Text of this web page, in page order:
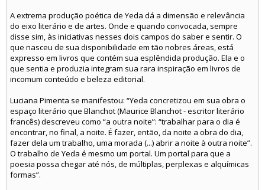
A extrema produção poética de Yeda dá a dimensão e relevância
do eixo literário e de artes. Onde e quando convocada, sempre
disse sim, às iniciativas nesses dois campos do saber e sentir. O
que nasceu de sua disponibilidade em tão nobres áreas, está
expresso em livros que contém sua esplêndida produção. Ela e o
que sentia e produzia integram sua rara inspiração em livros de
incomum conteúdo e beleza editorial.
Luciana Pimenta se manifestou: “Yeda concretizou em sua obra o
espaço literário que Blanchot (Maurice Blanchot - escritor literário
francês) descreveu como “a outra noite”: “trabalhar para o dia é
encontrar, no final, a noite. É fazer, então, da noite a obra do dia,
fazer dela um trabalho, uma morada (...) abrir a noite à outra noite”.
O trabalho de Yeda é mesmo um portal. Um portal para que a
poesia possa chegar até nós, de múltiplas, perplexas e alquímicas
formas”.